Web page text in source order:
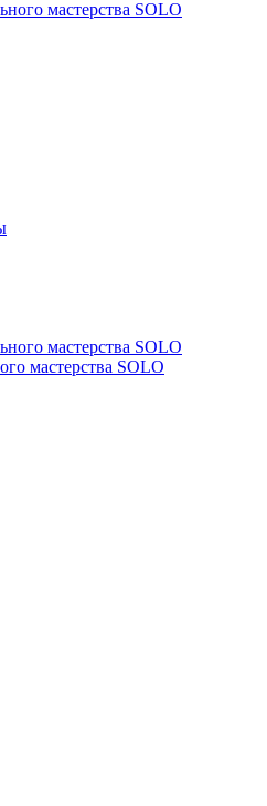
мастерства SOLO